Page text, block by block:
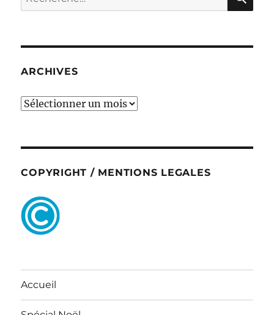
pour :
ARCHIVES
ARCHIVES
COPYRIGHT / MENTIONS LEGALES
Accueil